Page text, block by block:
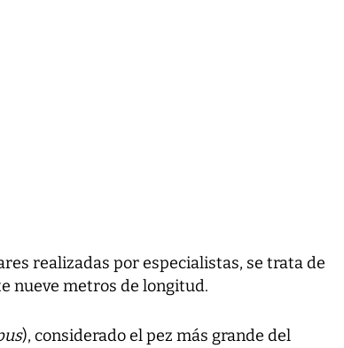
realizadas por especialistas, se trata de
nueve metros de longitud.
), considerado el pez más grande del